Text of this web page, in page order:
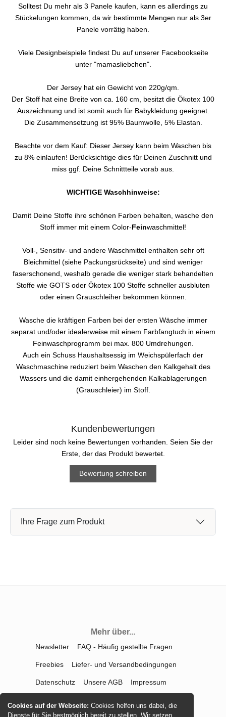
Cookies auf der Webseite:Cookies helfen uns dabei, die
Dienste für Sie bestmöglich bereit zu stellen. Wir setzen
Solltest Du mehr als 3 Panele kaufen, kann es allerdings zu
Stückelungen kommen, da wir bestimmte Mengen nur als 3er
Panele vorrätig haben.
Viele Designbeispiele findest Du auf unserer Facebookseite
unter "mamasliebchen".
Der Jersey hat ein Gewicht von 220g/qm.
Der Stoff hat eine Breite von ca. 160 cm, besitzt die Ökotex 100
Auszeichnung und ist somit auch für Babykleidung geeignet.
Die Zusammensetzung ist 95% Baumwolle, 5% Elastan.
Beachte vor dem Kauf: Dieser Jersey kann beim Waschen bis
zu 8% einlaufen! Berücksichtige dies für Deinen Zuschnitt und
miss ggf. Deine Schnittteile vorab aus.
WICHTIGE Waschhinweise:
Damit Deine Stoffe ihre schönen Farben behalten, wasche den
Stoff immer mit einem Color-Feinwaschmittel!
Voll-, Sensitiv- und andere Waschmittel enthalten sehr oft
Bleichmittel (siehe Packungsrückseite) und sind weniger
faserschonend, weshalb gerade die weniger stark behandelten
Stoffe wie GOTS oder Ökotex 100 Stoffe schneller ausbluten
oder einen Grauschleiher bekommen können.
Wasche die kräftigen Farben bei der ersten Wäsche immer
separat und/oder idealerweise mit einem Farbfangtuch in einem
Feinwaschprogramm bei max. 800 Umdrehungen.
Auch ein Schuss Haushaltsessig im Weichspülerfach der
Waschmaschine reduziert beim Waschen den Kalkgehalt des
Wassers und die damit einhergehenden Kalkablagerungen
(Grauschleier) im Stoff.
Kundenbewertungen
Leider sind noch keine Bewertungen vorhanden. Seien Sie der
Erste, der das Produkt bewertet.
Bewertung schreiben
Ihre Frage zum Produkt
Mehr über...
Newsletter FAQ - Häufig gestellte Fragen
Freebies Liefer- und Versandbedingungen
Datenschutz Unsere AGB Impressum